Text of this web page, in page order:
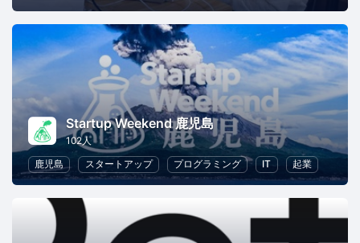
Startup Weekend 鹿児島
102人
鹿児島
スタートアップ プログラミング IT 起業